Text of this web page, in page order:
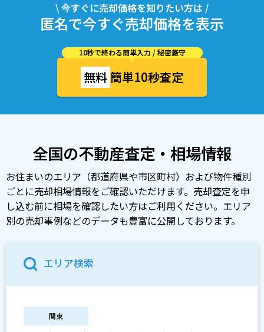
\ 今すぐに売却価格を知りたい方は /
匿名で今すぐ売却価格を表示
10秒で終わる簡単入力 / 秘密厳守
無料簡単10秒査定
全国の不動産査定・相場情報
お住まいのエリア（都道府県や市区町村）および物件種別
ごとに売却相場情報をご確認いただけます。売却査定を申
し込む前に相場を確認したい方はご利用ください。エリア
別の売却事例などのデータも豊富に公開しております。
エリア検索
関東